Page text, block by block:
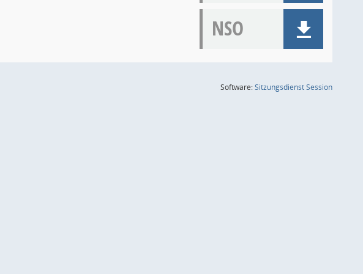
NSO
Software:SitzungsdienstSession(Wird in